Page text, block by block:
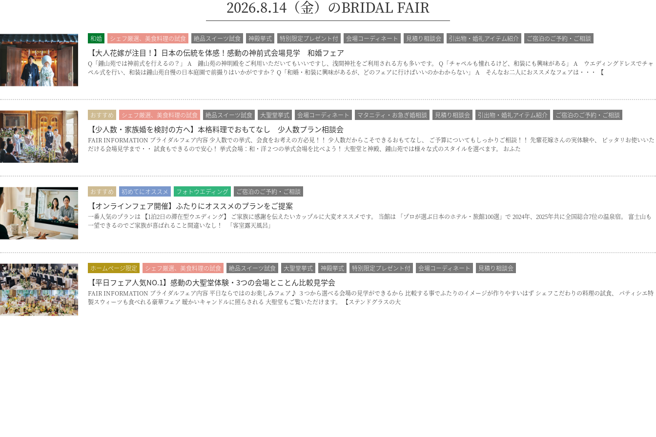
2026.8.14（金）のBRIDAL FAIR
和婚 シェフ厳選、美食料理の試食 絶品スイーツ試食 神殿挙式 特別限定プレゼント付 会場コーディネート 見積り相談会 引出物・婚礼アイテム紹介 ご宿泊のご予約・ご相談
【大人花嫁が注目！】日本の伝統を体感！感動の神前式会場見学 和婚フェア
Q「鐘山苑では神前式を行えるの？」 A 鐘山苑の神明殿をご利用いただいてもいいですし、浅間神社をご利用される方も多いです。 Q「チャペルも憧れるけど、和装にも興味がある」 A ウエディングドレスでチャ
ペル式を行い、和装は鐘山苑自慢の日本庭園で前撮りはいかがですか？ Q「和婚・和装に興味があるが、どのフェアに行けばいいのかわからない」 A そんなお二人におススメなフェアは・・・ 【
おすすめ シェフ厳選、美食料理の試食 絶品スイーツ試食 大聖堂挙式 会場コーディネート マタニティ・お急ぎ婚相談 見積り相談会 引出物・婚礼アイテム紹介 ご宿泊のご予約・ご相談
【少人数・家族婚を検討の方へ】本格料理でおもてなし 少人数プラン相談会
FAIR INFORMATION ブライダルフェア内容 少人数での挙式、会食をお考えの方必見！！ 少人数だからこそできるおもてなし、 ご予算についてもしっかりご相談！！ 先輩花嫁さんの実体験や、 ピッタリお使いいた
だける会場見学まで・・ 試食もできるので安心！ 挙式会場：和・洋２つの挙式会場を比べよう！ 大聖堂と神殿、鐘山苑では様々な式のスタイルを選べます。 おふた
おすすめ 初めてにオススメ フォトウエディング ご宿泊のご予約・ご相談
【オンラインフェア開催】ふたりにオススメのプランをご提案
一番人気のプランは 【1泊2日の滞在型ウエディング】 ご家族に感謝を伝えたいカップルに大変オススメです。 当館は 「プロが選ぶ日本のホテル・旅館100選」で 2024年、2025年共に全国総合7位の温泉宿。 富士山も
一望できるのでご家族が喜ばれること間違いなし！ 「客室露天風呂」
ホームページ限定 シェフ厳選、美食料理の試食 絶品スイーツ試食 大聖堂挙式 神殿挙式 特別限定プレゼント付 会場コーディネート 見積り相談会
【平日フェア人気NO.1】感動の大聖堂体験・3つの会場とことん比較見学会
FAIR INFORMATION ブライダルフェア内容 平日ならではのお楽しみフェア♪ ３つから選べる会場の見学ができるから 比較する事でふたりのイメージが作りやすいはず シェフこだわりの料理の試食、 パティシエ特
製スウィーツも食べれる豪華フェア 暖かいキャンドルに照らされる 大聖堂もご覧いただけます。 【ステンドグラスの大